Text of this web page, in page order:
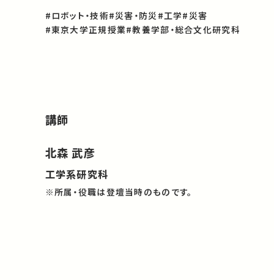
#ロボット・技術#災害・防災 #工学#災害
#東京大学正規授業#教養学部・総合文化研究科
講師
北森 武彦
工学系研究科
※所属・役職は登壇当時のものです。